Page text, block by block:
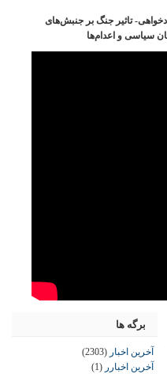
تاثیر جنگ بر جنبش‌های
سیاسی و اعدام‌ها
برگه ها
آخرین اخبار (2303)
آخرین اخبارر (1)